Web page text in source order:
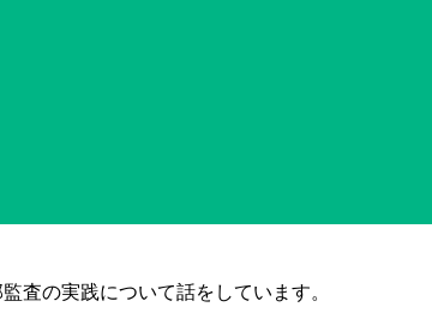
査の実践について話をしています。